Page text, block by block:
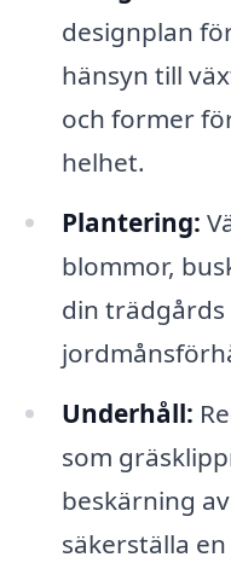
designplan
hänsyn till
och former
helhet.
Plantering:
blommor,
din trädgårds
Underhåll:
som
beskärning
säkerställa